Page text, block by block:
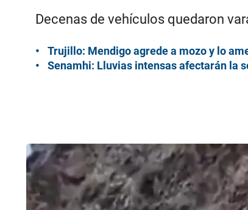
Decenas de vehículos quedaron
Trujillo: Mendigo agrede a mozo y lo
Senamhi: Lluvias intensas afectarán la